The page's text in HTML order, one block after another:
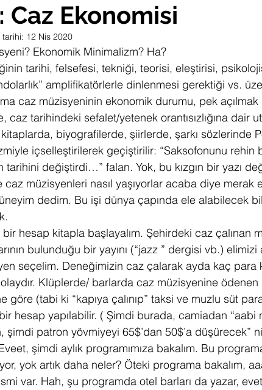
Caz Ekonomisi
12 Nis 2020
Ekonomik Minimalizm? Ha?
tarihi, felsefesi, tekniği, teorisi, eleştirisi,
amplifikatörlerle dinlenmesi gerektiği vs.
caz müzisyeninin ekonomik durumu, pek
caz tarihindeki sefalet/yetenek orantısızlığına dair
biyografilerde, şiirlerde, şarkı sözlerinde
içselleştirilerek geçiştirilir: “Saksofonunu rehin
tarihini değiştirdi…” falan. Yok, bu kızgın bir yazı
caz müzisyenleri nasıl yaşıyorlar acaba diye
dedim. Bu işi dünya çapında ele alabilecek
hesap kitapla başlayalım. Şehirdeki caz çalınan
bulunduğu bir yayını (“jazz ” dergisi vb.)
seçelim. Deneğimizin caz çalarak ayda kaç para
Klüplerde/ barlarda caz müzisyenine ödenen
göre (tabi ki “kapıya çalınıp” taksi ve muzlu süt
hesap yapılabilir. ( Şimdi burada, camiadan “aabi
şimdi patron yövmiyeyi 65$’dan 50$’a düşürecek”
şimdi aylık programımıza bakalım. Bu
yok artık daha neler? Öteki programa bakalım,
var. Hah, şu programda otel barları da yazar,